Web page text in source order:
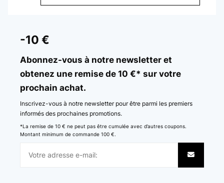
Amazon user
Traduire
Increíble nevera, quizás se queda un poco corta de espacio pero
tremendamente versátil. La enchufo en el coche mientras voy de
-10 €
Abonnez-vous à notre newsletter et
obtenez une remise de 10 €* sur votre
prochain achat.
Inscrivez-vous à notre newsletter pour être parmi les premiers
informés des prochaines promotions.
*La remise de 10 € ne peut pas être cumulée avec d’autres coupons.
Montant minimum de commande 100 €.